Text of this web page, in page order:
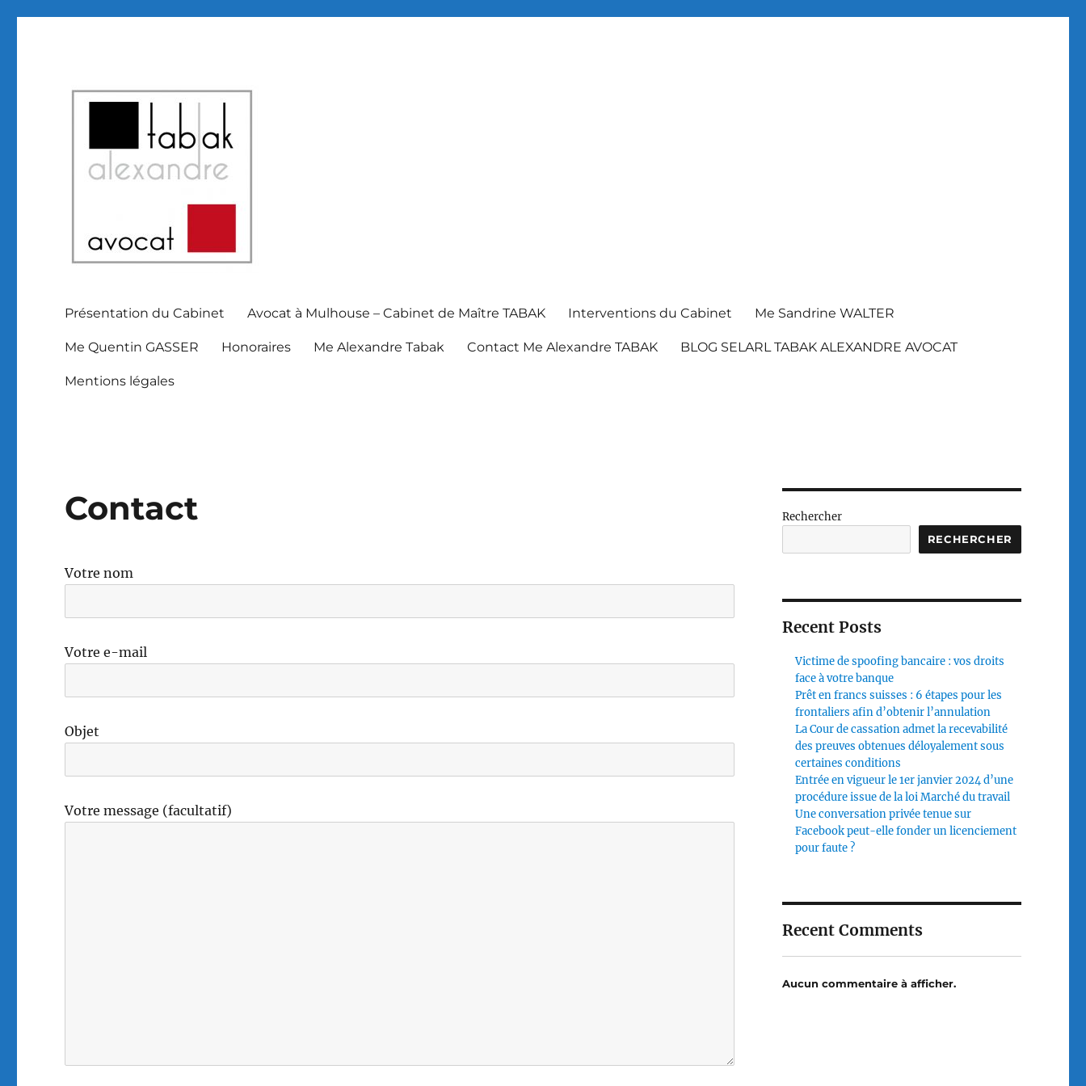
Présentation du Cabinet Avocat à Mulhouse – Cabinet de Maître TABAK Interventions du Cabinet Me Sandrine WALTER
Me Quentin GASSER Honoraires Me Alexandre Tabak Contact Me Alexandre TABAK BLOG SELARL TABAK ALEXANDRE AVOCAT
Mentions légales
Contact
Votre nom
Votre e-mail
Objet
Votre message (facultatif)
Rechercher
RECHERCHER
Recent Posts
Victime de spoofing bancaire : vos droits
face à votre banque
Prêt en francs suisses : 6 étapes pour les
frontaliers afin d’obtenir l’annulation
La Cour de cassation admet la recevabilité
des preuves obtenues déloyalement sous
certaines conditions
Entrée en vigueur le 1er janvier 2024 d’une
procédure issue de la loi Marché du travail
Une conversation privée tenue sur
Facebook peut-elle fonder un licenciement
pour faute ?
Recent Comments
Aucun commentaire à afficher.